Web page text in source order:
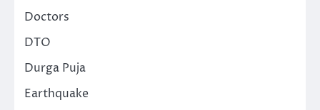
Doctors
DTO
Durga Puja
Earthquake